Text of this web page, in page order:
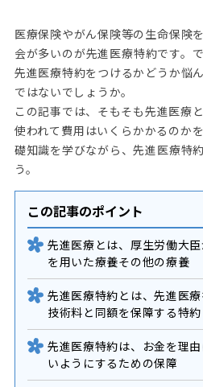
医療保険やがん保険等の生命保険
会が多いのが先進医療特約です。
先進医療特約をつけるかどうか悩
ではないでしょうか。
この記事では、そもそも先進医療
使われて費用はいくらかかるのか
礎知識を学びながら、先進医療特
う。
この記事のポイント
先進医療とは、厚生労働大
を用いた療養その他の療養
先進医療特約とは、先進医
技術料と同額を保障する特約
先進医療特約は、お金を理
いようにするための保障